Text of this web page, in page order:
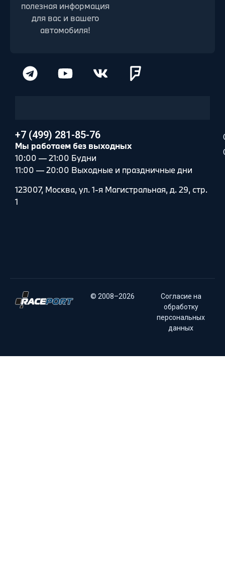
полезная информация
для вас и вашего
автомобиля!
+7 (499) 281-85-76
Мы работаем без выходных
10:00 — 21:00 Будни
11:00 — 20:00 Выходные и праздничные дни
123007, Москва, ул. 1-я Магистральная, д. 29, стр.
1
© 2008–2026
Согласие на
обработку
персональных
данных